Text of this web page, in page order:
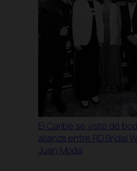
El Caribe se viste de
alianza entre RD Bridal
Juan Moda